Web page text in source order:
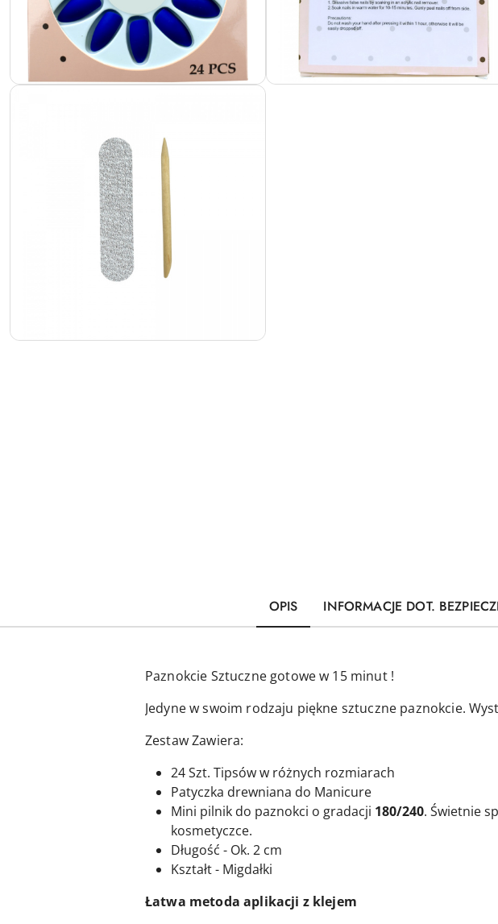
OPIS INFORMACJE DOT.
Paznokcie Sztuczne gotowe w 15 minut !
Jedyne w swoim rodzaju piękne sztuczne paznokcie.
Zestaw Zawiera:
24 Szt. Tipsów w różnych rozmiarach
Patyczka drewniana do Manicure
Mini pilnik do paznokci o gradacji 180/240. Świetnie
kosmetyczce.
Długość - Ok. 2 cm
Kształt - Migdałki
Łatwa metoda aplikacji z klejem